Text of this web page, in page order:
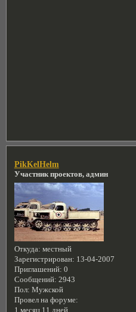
PikKelHelm
Участник проектов, админ
Откуда: местный
Зарегистрирован: 13-04-2007
Приглашений: 0
Сообщений: 2943
Пол: Мужской
Провел на форуме: